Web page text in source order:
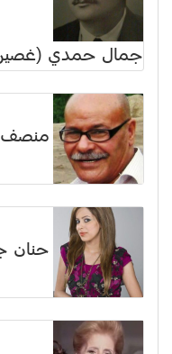
جمال حمدي
منصف
حنان